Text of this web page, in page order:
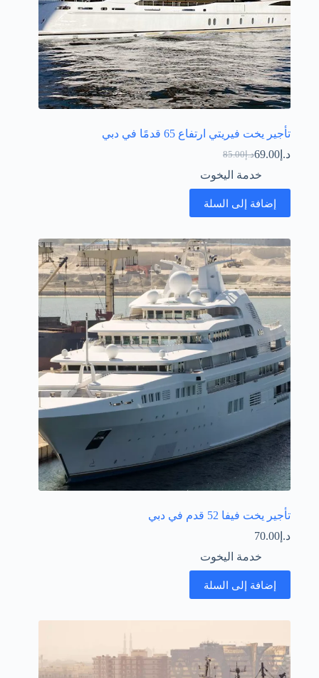
تأجير يخت فيريتي ارتفاع 65 قدمًا في دبي
د.إ85.00
السعر
الأصلي
هو:
د.إ85.00.
د.إ 69.00السعر
الحالي
هو:
د.إ69.00.
خدمة اليخوت
إضافة إلى السلة
تأجير يخت فيفا 52 قدم في دبي
د.إ 70.00
خدمة اليخوت
إضافة إلى السلة